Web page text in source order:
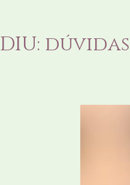
DIU: